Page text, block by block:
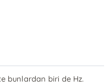
bunlardan biri de Hz.